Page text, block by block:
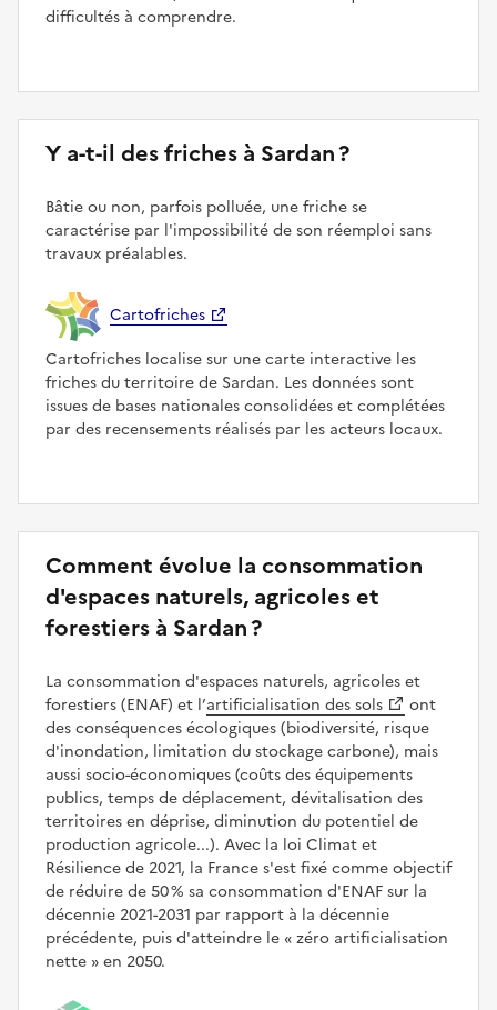
difficultés à comprendre.
Y a-t-il des friches à Sardan ?
Bâtie ou non, parfois polluée, une friche se
caractérise par l'impossibilité de son réemploi sans
travaux préalables.
Cartofriches
Cartofriches localise sur une carte interactive les
friches du territoire de Sardan. Les données sont
issues de bases nationales consolidées et complétées
par des recensements réalisés par les acteurs locaux.
Comment évolue la consommation
d'espaces naturels, agricoles et
forestiers à Sardan ?
La consommation d'espaces naturels, agricoles et
forestiers (ENAF) et l’artificialisation des sols
ont
des conséquences écologiques (biodiversité, risque
d'inondation, limitation du stockage carbone), mais
aussi socio-économiques (coûts des équipements
publics, temps de déplacement, dévitalisation des
territoires en déprise, diminution du potentiel de
production agricole...). Avec la loi Climat et
Résilience de 2021, la France s'est fixé comme objectif
de réduire de 50 % sa consommation d'ENAF sur la
décennie 2021-2031 par rapport à la décennie
précédente, puis d'atteindre le
zéro artificialisation
nette
en 2050.